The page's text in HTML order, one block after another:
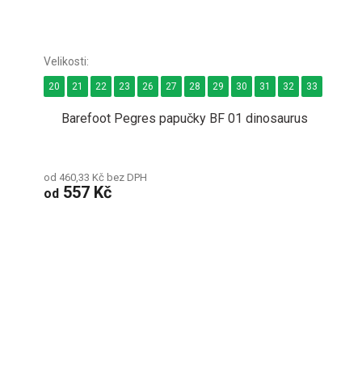
Barefoot Pegres papučky BF 01 dinosaurus
od 460,33 Kč bez DPH
od 557 Kč
20 21 22 23 26 27 28 29 30 31 32 33